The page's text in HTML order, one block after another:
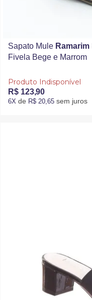
Sapato Mule Ramarim
Fivela Bege e Marrom
Produto Indisponível
R$ 123,90
6X de R$ 20,65 sem juros